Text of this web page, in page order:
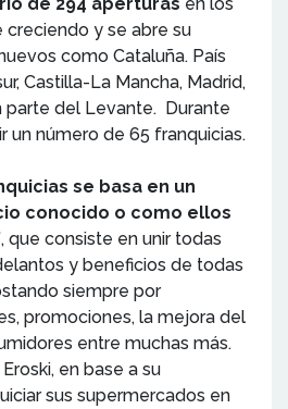
creciendo y se abre su
como Cataluña. País
Castilla-La Mancha, Madrid,
parte del Levante. Durante
un número de 65 franquicias.
se basa en un
conocido o como ellos
, que consiste en unir todas
y beneficios de todas
siempre por
promociones, la mejora del
entre muchas más.
en base a su
sus supermercados en